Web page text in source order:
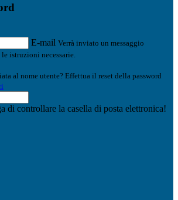
E-mail Verrà inviato un messaggio
istruzioni necessarie.
al nome utente? Effettua il reset della password
di controllare la casella di posta elettronica!